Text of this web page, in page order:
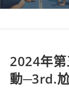
2024年
動─3rd.